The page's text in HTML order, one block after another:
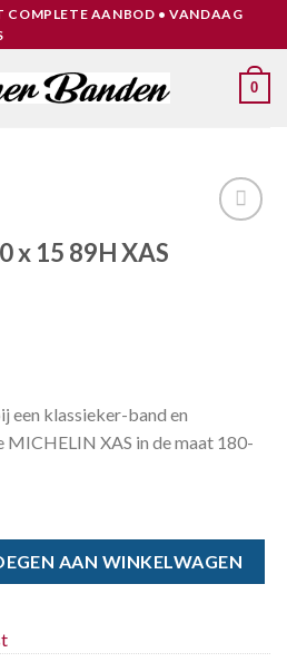
COMPLETE AANBOD • VANDAAG
0
x 15 89H XAS
een klassieker-band en
XAS in de maat 180-
AAN WINKELWAGEN